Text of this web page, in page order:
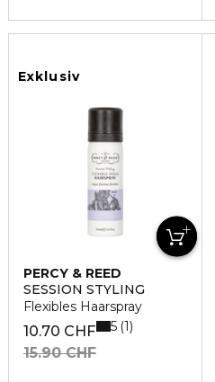
Exklusiv
PERCY & REED
SESSION STYLING
Flexibles Haarspray
10.70 CHF
15.90 CHF
5 1